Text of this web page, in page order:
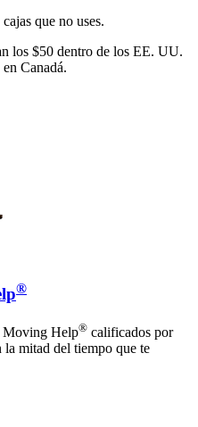
que no uses.
los $50 dentro de los EE. UU.
Canadá.
®
Moving Help® calificados por
la mitad del tiempo que te